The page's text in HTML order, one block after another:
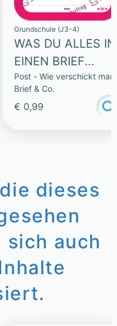
Grundschule (J3-4)
WAS DU ALLES IN
EINEN BRIEF
SCHREIBEN
KANNST
Post - Wie verschickt man
Brief & Co.
€ 0,99
dieses
sich auch